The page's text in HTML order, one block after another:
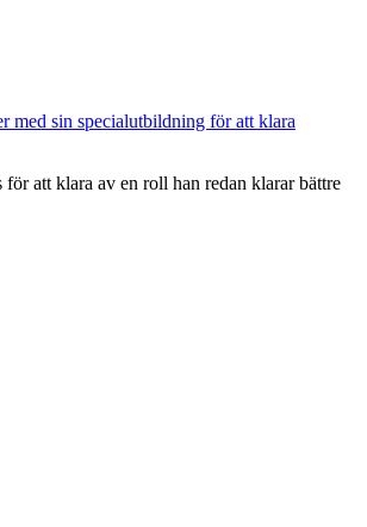
med sin specialutbildning för att klara
att klara av en roll han redan klarar bättre